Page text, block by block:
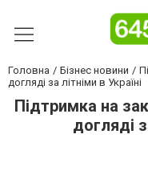
Головна Бізнес новини
догляді за літніми в Україні
Підтримка на
догляді